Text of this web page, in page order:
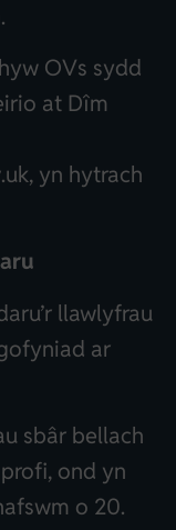
OVs sydd
at Dîm
yn hytrach
llawlyfrau
ar
sbâr bellach
ond yn
o 20.